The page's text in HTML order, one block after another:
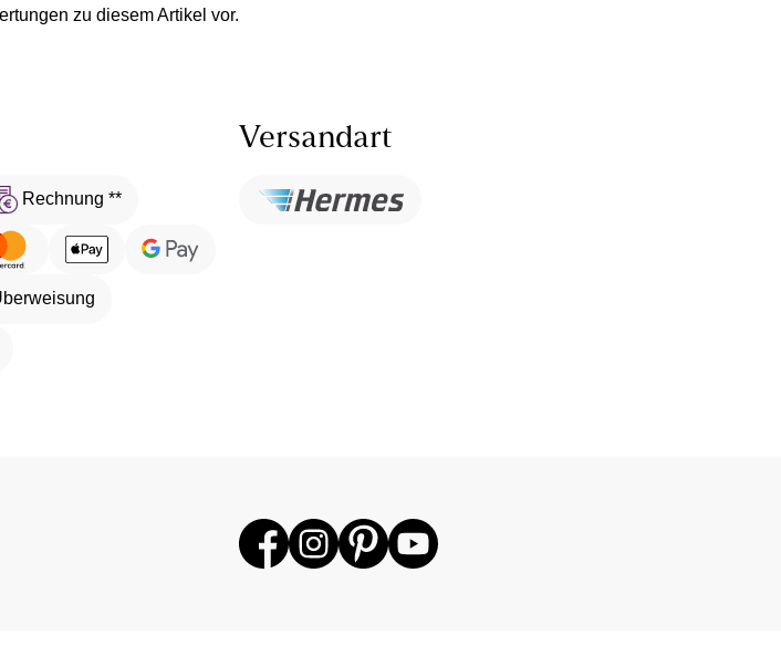
zu diesem Artikel vor.
Rechnung **
Versandart